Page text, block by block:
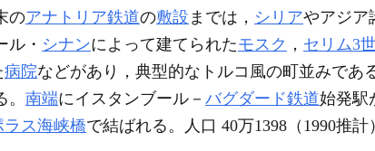
のアナトリア鉄道の敷設 までは， シリアやアジア
ル・ シナンによって建てられたモスク ， セリム3
病院などがあり，典型的なトルコ風の町並みであ
南端にイスタンブール－ バグダード鉄道始発駅
ラス海峡橋で結ばれる。人口 40万1398（1990推計